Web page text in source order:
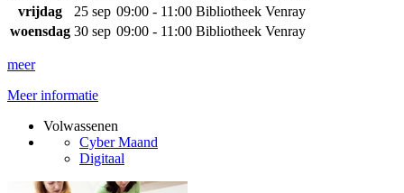
vrijdag
25 sep 09:00 - 11:00 Bibliotheek Venray
woensdag 30 sep 09:00 - 11:00 Bibliotheek Venray
meer
Meer informatie
Volwassenen
Cyber Maand
Digitaal